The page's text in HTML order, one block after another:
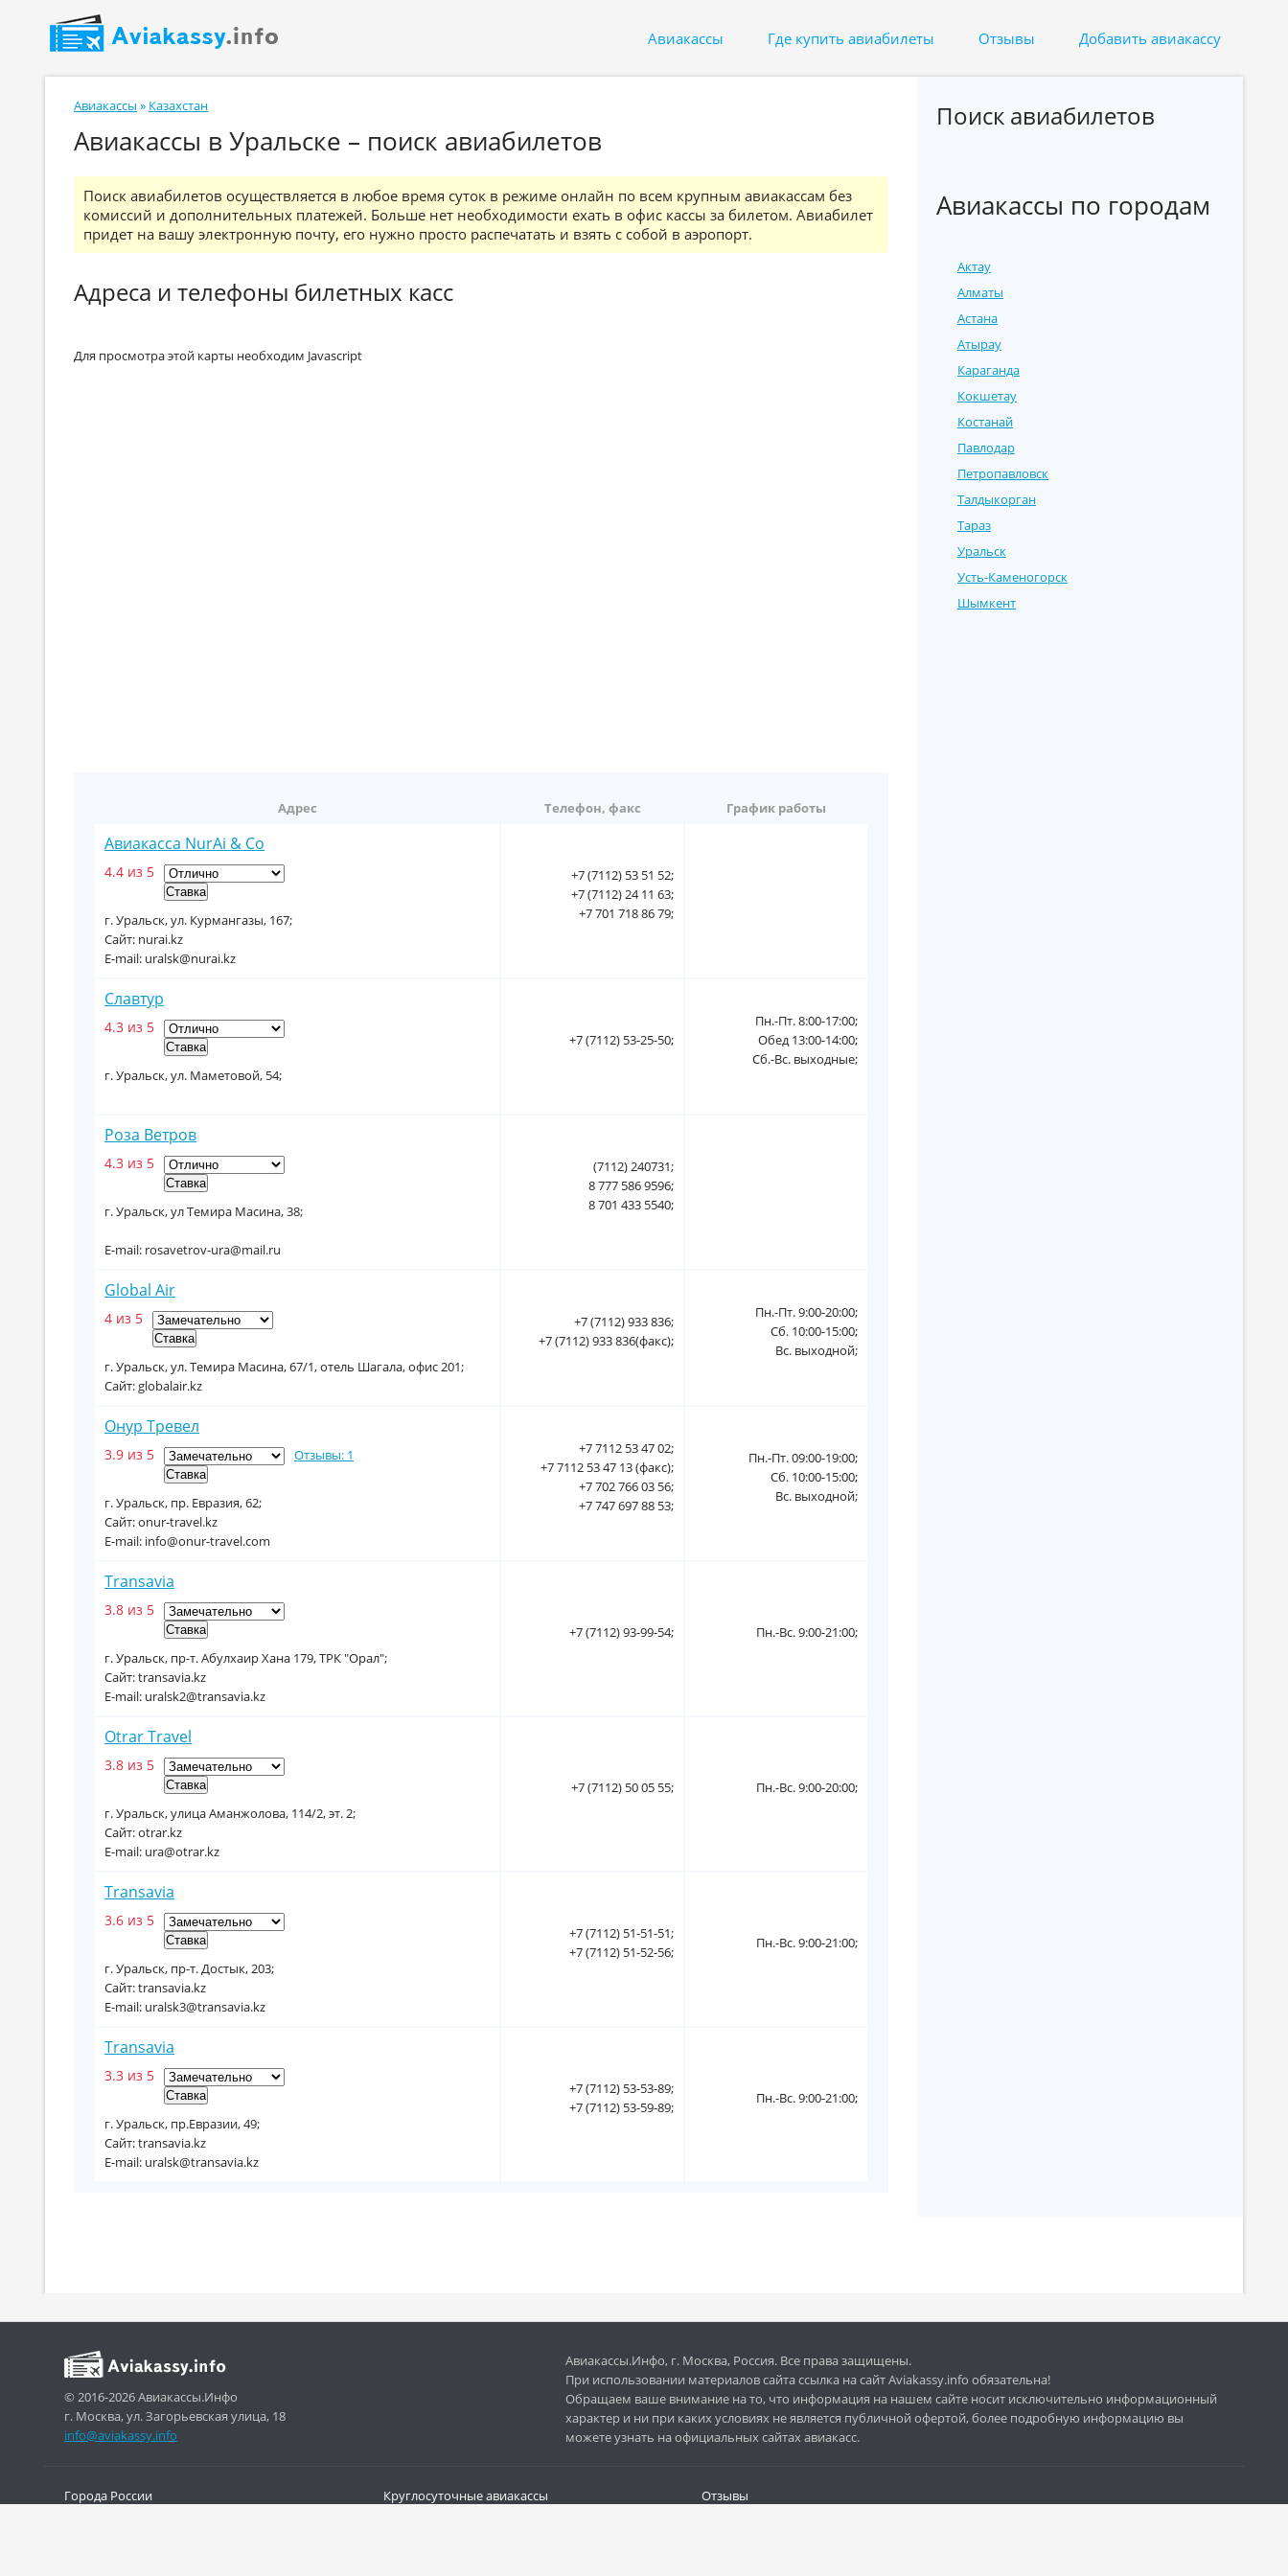
Авиакассы Где купить авиабилеты Отзывы Добавить авиакассу
Авиакассы » Казахстан
Авиакассы в Уральске – поиск авиабилетов
Поиск авиабилетов осуществляется в любое время суток в режиме онлайн по всем крупным авиакассам без
комиссий и дополнительных платежей. Больше нет необходимости ехать в офис кассы за билетом. Авиабилет
придет на вашу электронную почту, его нужно просто распечатать и взять с собой в аэропорт.
Адреса и телефоны билетных касс
Для просмотра этой карты необходим Javascript
Адрес Телефон, факс График работы
Авиакасса NurAi & Co
4.4 из 5
г. Уральск, ул. Курмангазы, 167;
Сайт: nurai.kz
E-mail: uralsk@nurai.kz
+7 (7112) 53 51 52;
+7 (7112) 24 11 63;
+7 701 718 86 79;
Славтур
4.3 из 5
г. Уральск, ул. Маметовой, 54;
+7 (7112) 53-25-50;
Пн.-Пт. 8:00-17:00;
Обед 13:00-14:00;
Сб.-Вс. выходные;
Роза Ветров
4.3 из 5
г. Уральск, ул Темира Масина, 38;
E-mail: rosavetrov-ura@mail.ru
(7112) 240731;
8 777 586 9596;
8 701 433 5540;
Global Air
4 из 5
г. Уральск, ул. Темира Масина, 67/1, отель Шагала, офис 201;
Сайт: globalair.kz
+7 (7112) 933 836;
+7 (7112) 933 836(факс);
Пн.-Пт. 9:00-20:00;
Сб. 10:00-15:00;
Вс. выходной;
Онур Тревел
3.9 из 5 Отзывы: 1
г. Уральск, пр. Евразия, 62;
Сайт: onur-travel.kz
E-mail: info@onur-travel.com
+7 7112 53 47 02;
+7 7112 53 47 13 (факс);
+7 702 766 03 56;
+7 747 697 88 53;
Пн.-Пт. 09:00-19:00;
Сб. 10:00-15:00;
Вс. выходной;
Transavia
3.8 из 5
г. Уральск, пр-т. Абулхаир Хана 179, ТРК "Орал";
Сайт: transavia.kz
E-mail: uralsk2@transavia.kz
+7 (7112) 93-99-54; Пн.-Вс. 9:00-21:00;
Otrar Travel
3.8 из 5
г. Уральск, улица Аманжолова, 114/2, эт. 2;
Сайт: otrar.kz
E-mail: ura@otrar.kz
+7 (7112) 50 05 55; Пн.-Вс. 9:00-20:00;
Transavia
3.6 из 5
г. Уральск, пр-т. Достык, 203;
Сайт: transavia.kz
E-mail: uralsk3@transavia.kz
+7 (7112) 51-51-51;
+7 (7112) 51-52-56;
Пн.-Вс. 9:00-21:00;
Transavia
3.3 из 5
г. Уральск, пр.Евразии, 49;
Сайт: transavia.kz
E-mail: uralsk@transavia.kz
+7 (7112) 53-53-89;
+7 (7112) 53-59-89;
Пн.-Вс. 9:00-21:00;
Поиск авиабилетов
Авиакассы по городам
Актау
Алматы
Астана
Атырау
Караганда
Кокшетау
Костанай
Павлодар
Петропавловск
Талдыкорган
Тараз
Уральск
Усть-Каменогорск
Шымкент
© 2016-2026 Авиакассы.Инфо
г. Москва, ул. Загорьевская улица, 18
info@aviakassy.info
Авиакассы.Инфо, г. Москва, Россия. Все права защищены.
При использовании материалов сайта ссылка на сайт Aviakassy.info обязательна!
Обращаем ваше внимание на то, что информация на нашем сайте носит исключительно информационный
характер и ни при каких условиях не является публичной офертой, более подробную информацию вы
можете узнать на официальных сайтах авиакасс.
Города России
Круглосуточные авиакассы
Отзывы